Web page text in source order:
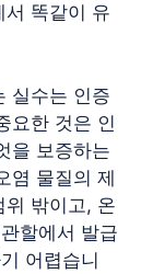
서 똑같이 유
실수는 인증
요한 것은 인
을 보증하는
염 물질의 제
위 밖이고, 온
할에서 발급
어렵습니